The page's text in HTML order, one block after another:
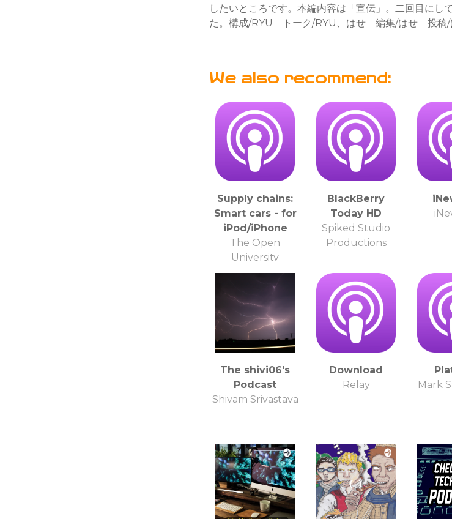
したいところです。本編内容は「宣伝」。二回目にし
た。構成/RYU トーク/RYU、はせ 編集/はせ 投稿/
We also recommend:
Supply chains:
Smart cars - for
iPod/iPhone
The Open
University
BlackBerry
Today HD
Spiked Studio
Productions
The shivi06's
Podcast
Shivam Srivastava
Download
Relay
Mark